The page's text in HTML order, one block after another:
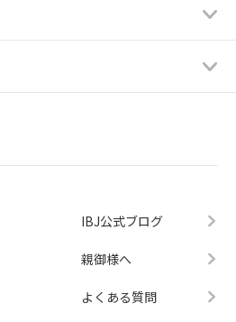
IBJ公式ブログ
親御様へ
よくある質問